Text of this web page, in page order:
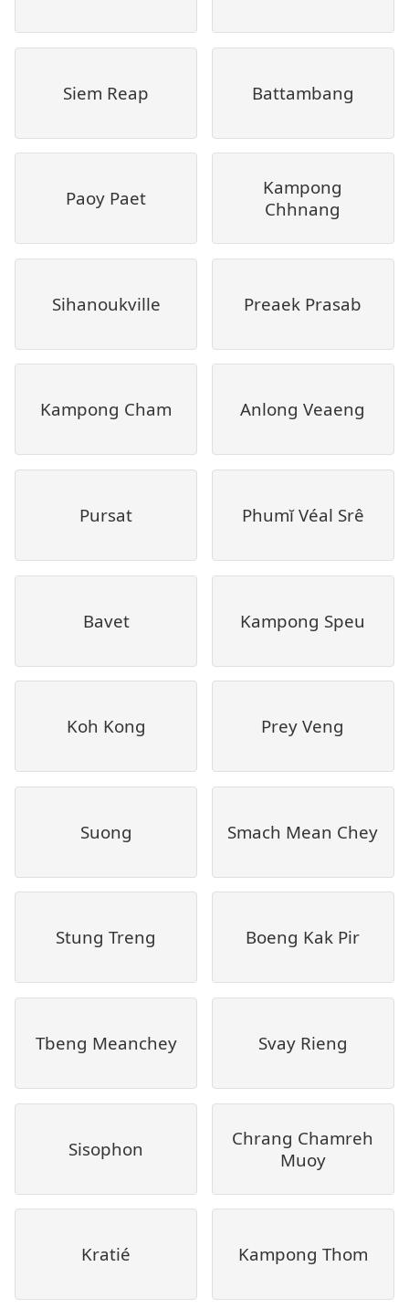
Siem Reap Battambang
Paoy Paet
Kampong
Chhnang
Sihanoukville Preaek Prasab
Kampong Cham Anlong Veaeng
Pursat Phumĭ Véal Srê
Bavet Kampong Speu
Koh Kong Prey Veng
Suong Smach Mean Chey
Stung Treng Boeng Kak Pir
Tbeng Meanchey Svay Rieng
Sisophon
Chrang Chamreh
Muoy
Kratié Kampong Thom